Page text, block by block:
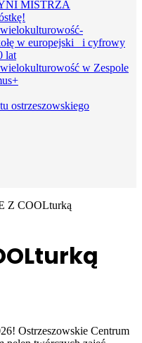
MISTRZA
w europejski i cyfrowy
lat
w Zespole
ostrzeszowskiego
Z COOLturką
Ostrzeszowskie Centrum